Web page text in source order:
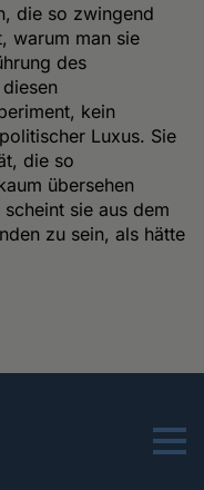
die so zwingend
warum man sie
des
kein
Luxus. Sie
die so
übersehen
sie aus dem
zu sein, als hätte
Menu